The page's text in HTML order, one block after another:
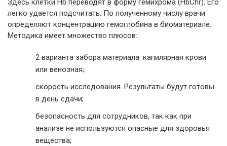
Здесь клетки Hb переводят в форму гемихрома (HbChr). Его
легко удается подсчитать. По полученному числу врачи
определяют концентрацию гемоглобина в биоматериале.
Методика имеет множество плюсов:
2 варианта забора материала: капилярная крови
или венозная;
скорость исследования. Результаты будут готовы
в день сдачи;
безопасность для сотрудников, так как при
анализе не используются опасные для здоровья
вещества;